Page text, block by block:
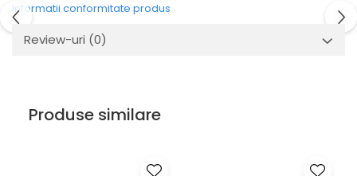
Informatii conformitate produs
Review-uri (0)
Produse similare